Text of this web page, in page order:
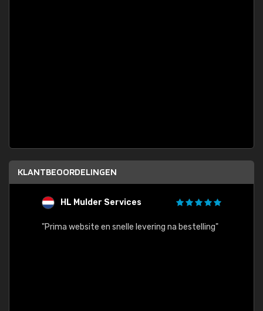
KLANTBEOORDELINGEN
HL Mulder Services
"Prima website en snelle levering na bestelling"